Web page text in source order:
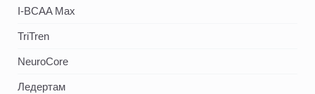
I-BCAA Max
TriTren
NeuroCore
Ледертам